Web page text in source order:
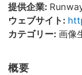
提供企業:
ウェブサイト:
カテゴリー: 画像
概要